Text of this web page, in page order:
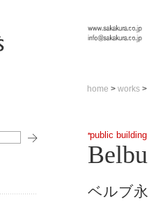
home > works >
public building
ベルブ